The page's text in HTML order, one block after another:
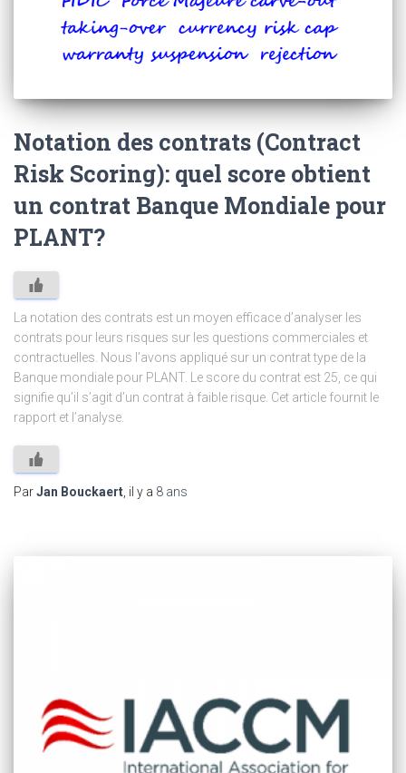
Notation des contrats (Contract
Risk Scoring): quel score obtient
un contrat Banque Mondiale pour
PLANT?
La notation des contrats est un moyen efficace d’analyser les
contrats pour leurs risques sur les questions commerciales et
contractuelles. Nous l’avons appliqué sur un contrat type de la
Banque mondiale pour PLANT. Le score du contrat est 25, ce qui
signifie qu’il s’agit d’un contrat à faible risque. Cet article fournit le
rapport et l’analyse.
ParJan Bouckaert , il y a 8 ans